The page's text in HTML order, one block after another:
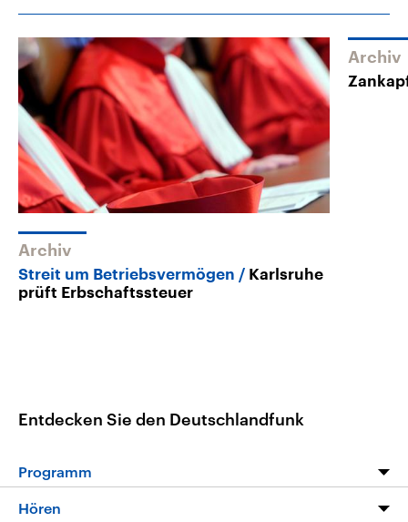
Archiv
Streit um Betriebsvermögen
Karlsruhe
prüft Erbschaftssteuer
Archiv
Entdecken Sie den Deutschlandfunk
Programm
Programm
Hören